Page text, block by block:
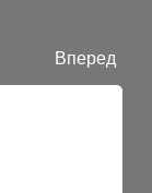
Вперед